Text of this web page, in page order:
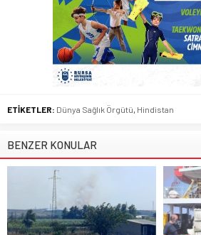
ETİKETLER: Dünya Sağlık Örgütü Hindistan
BENZER KONULAR